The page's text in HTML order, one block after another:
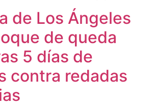
de Los Ángeles
de queda
5 días de
contra redadas